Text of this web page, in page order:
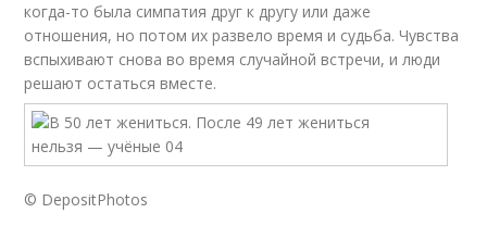
когда-то была симпатия друг к другу или даже
отношения, но потом их развело время и судьба. Чувства
вспыхивают снова во время случайной встречи, и люди
решают остаться вместе.
© DepositPhotos